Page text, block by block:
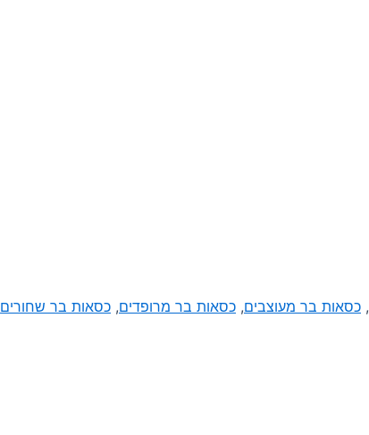
, כסאות בר מעוצבים, כסאות בר מרופדים, כסאות בר שחורים